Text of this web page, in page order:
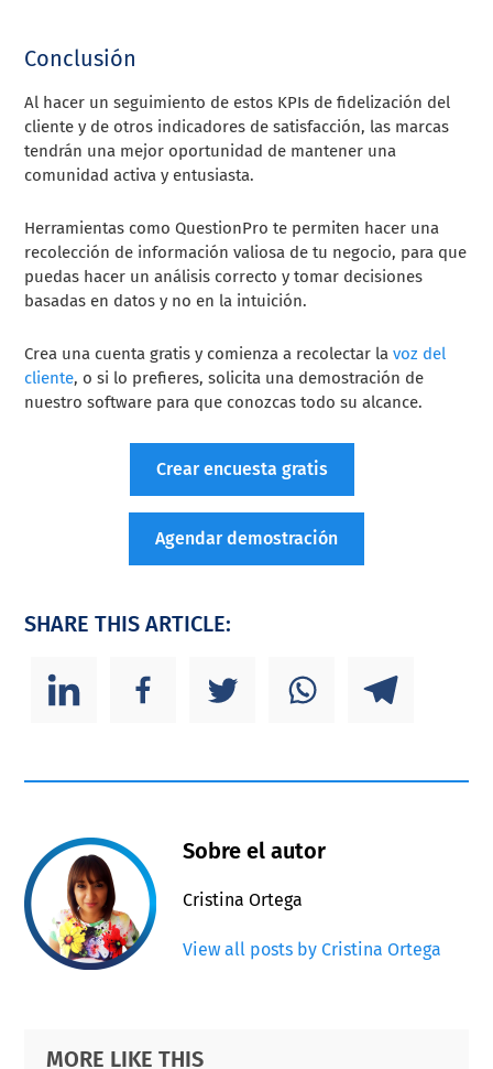
Conclusión
Al hacer un seguimiento de estos KPIs de fidelización del
cliente y de otros indicadores de satisfacción, las marcas
tendrán una mejor oportunidad de mantener una
comunidad activa y entusiasta.
Herramientas como QuestionPro te permiten hacer una
recolección de información valiosa de tu negocio, para que
puedas hacer un análisis correcto y tomar decisiones
basadas en datos y no en la intuición.
Crea una cuenta gratis y comienza a recolectar lavoz del
cliente, o si lo prefieres, solicita una demostración de
nuestro software para que conozcas todo su alcance.
Crear encuesta gratis
Agendar demostración
SHARE THIS ARTICLE:
Sobre el autor
Cristina Ortega
View all posts by Cristina Ortega
Primary
Footer
MORE LIKE THIS